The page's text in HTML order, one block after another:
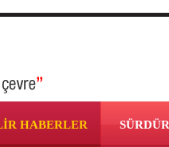
HABERLER